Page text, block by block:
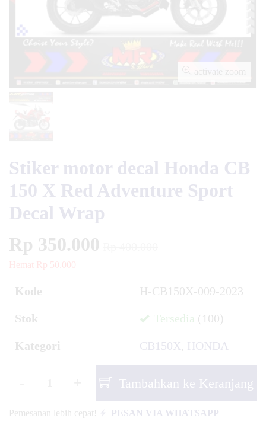
activate zoom
Stiker motor decal Honda CB
150 X Red Adventure Sport
Decal Wrap
Rp 350.000
Hemat Rp 50.000
Kode H-CB150X-009-2023
Stok Tersedia (100)
Kategori CB150X, HONDA
Tambahkan ke Keranjang
Pemesanan lebih cepat! PESAN VIA WHATSAPP